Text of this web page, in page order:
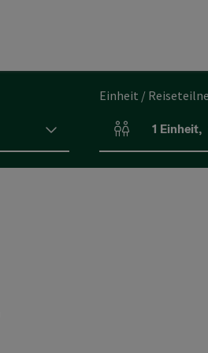
Einheit /
Einheitenanzahl
1 Einheit,